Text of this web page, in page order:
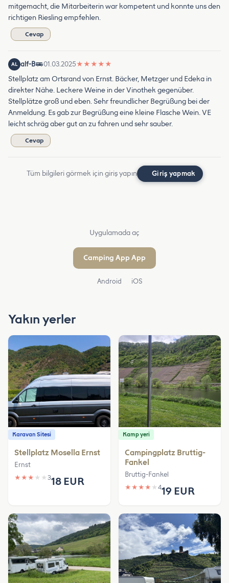
mitgemacht, die Mitarbeiterin war kompetent und konnte uns den
richtigen Riesling empfehlen.
Cevap
AL alf-B 01.03.2025★ ★ ★ ★ ★
Stellplatz am Ortsrand von Ernst. Bäcker, Metzger und Edeka in
direkter Nähe. Leckere Weine in der Vinothek gegenüber.
Stellplätze groß und eben. Sehr freundlicher Begrüßung bei der
Anmeldung. Es gab zur Begrüßung eine kleine Flasche Wein. VE
leicht schräg aber gut an zu fahren und sehr sauber.
Cevap
Tüm bilgileri görmek için giriş yapın Giriş yapmak
Uygulamada aç
Camping App App
Android iOS
Yakın yerler
Karavan Sitesi
Stellplatz Mosella Ernst
Ernst
★ ★ ★ ★ ★ 318 EUR
Kamp yeri
Campingplatz Bruttig-
Fankel
Bruttig-Fankel
★ ★ ★ ★ ★ 419 EUR